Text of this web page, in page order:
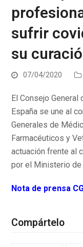
sufrir
su
07/04/2020
El Consejo
España se une al
Generales de
Farmacéuticos y
actuación frente al
por el Ministerio de
Nota de prensa
Compártelo